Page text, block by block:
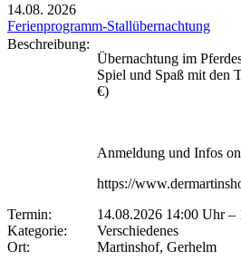
14.08. 2026
Ferienprogramm-Stallübernachtung
Beschreibung:
Übernachtung im
Spiel und Spaß mit den
€)
Anmeldung und Infos
https://
Termin:
14.08.2026 14:00 Uhr–
Kategorie:
Verschiedenes
Ort:
Martinshof, Gerhelm